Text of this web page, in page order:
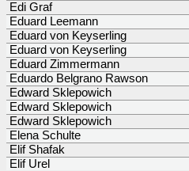
Edi Graf
Eduard Leemann
Eduard von Keyserling
Eduard von Keyserling
Eduard Zimmermann
Eduardo Belgrano Rawson
Edward Sklepowich
Edward Sklepowich
Edward Sklepowich
Elena Schulte
Elif Shafak
Elif Urel